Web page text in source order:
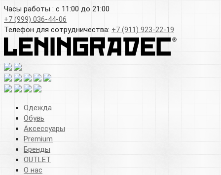
Часы работы : с 11:00 до 21:00
+7 (999) 036-44-06
Телефон для сотрудничества: +7 (911) 923-22-19
Одежда
Обувь
Аксессуары
Premium
Бренды
OUTLET
О нас